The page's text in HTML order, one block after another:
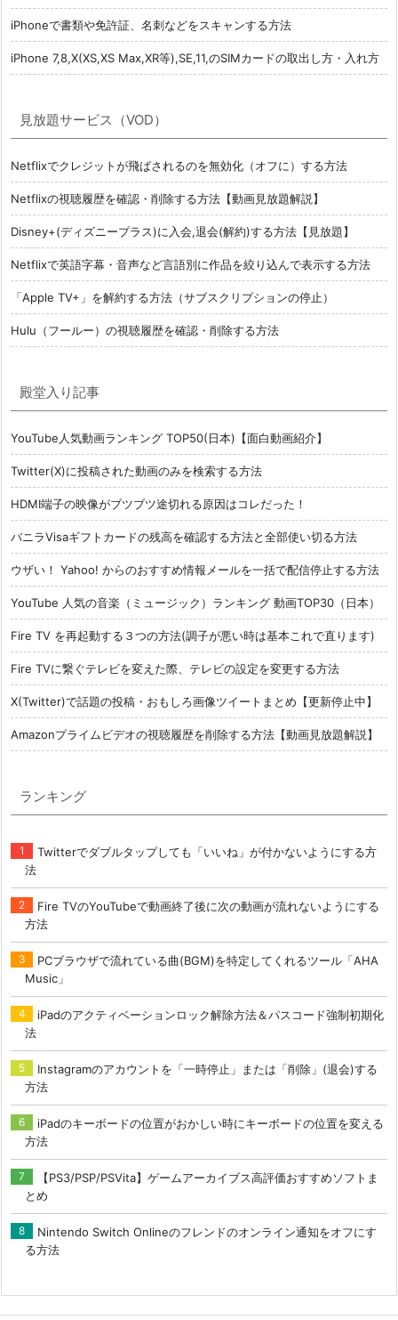
iPhoneで書類や免許証、名刺などをスキャンする方法
iPhone 7,8,X(XS,XS Max,XR等),SE,11,のSIMカードの取出し方・入れ方
見放題サービス（VOD）
Netflixでクレジットが飛ばされるのを無効化（オフに）する方法
Netflixの視聴履歴を確認・削除する方法【動画見放題解説】
Disney+(ディズニープラス)に入会,退会(解約)する方法【見放題】
Netflixで英語字幕・音声など言語別に作品を絞り込んで表示する方法
「Apple TV+」を解約する方法（サブスクリプションの停止）
Hulu（フールー）の視聴履歴を確認・削除する方法
殿堂入り記事
YouTube人気動画ランキング TOP50(日本)【面白動画紹介】
Twitter(X)に投稿された動画のみを検索する方法
HDMI端子の映像がブツブツ途切れる原因はコレだった！
バニラVisaギフトカードの残高を確認する方法と全部使い切る方法
ウザい！ Yahoo! からのおすすめ情報メールを一括で配信停止する方法
YouTube 人気の音楽（ミュージック）ランキング 動画TOP30（日本）
Fire TV を再起動する３つの方法(調子が悪い時は基本これで直ります)
Fire TVに繋ぐテレビを変えた際、テレビの設定を変更する方法
X(Twitter)で話題の投稿・おもしろ画像ツイートまとめ【更新停止中】
Amazonプライムビデオの視聴履歴を削除する方法【動画見放題解説】
ランキング
Twitterでダブルタップしても「いいね」が付かないようにする方
法
Fire TVのYouTubeで動画終了後に次の動画が流れないようにする
方法
PCブラウザで流れている曲(BGM)を特定してくれるツール「AHA
Music」
iPadのアクティベーションロック解除方法＆パスコード強制初期化
法
Instagramのアカウントを「一時停止」または「削除」(退会)する
方法
iPadのキーボードの位置がおかしい時にキーボードの位置を変える
方法
【PS3/PSP/PSVita】ゲームアーカイブス高評価おすすめソフトま
とめ
Nintendo Switch Onlineのフレンドのオンライン通知をオフにす
る方法